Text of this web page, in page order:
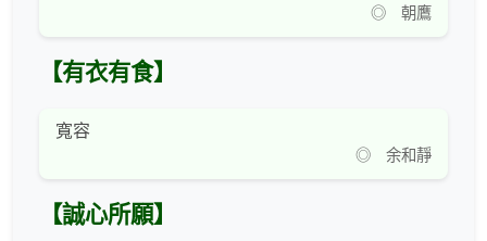
◎ 朝鷹
【有衣有食】
寬容
◎ 余和靜
【誠心所願】